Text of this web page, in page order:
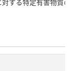
する特定有害物質